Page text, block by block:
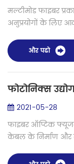
मल्टीमोड फाइबर
अनुप्रयोगों के लिए
OM2 ब...और पढो
2021-05-28
फाइबर ऑप्टिक
केबल के निर्माण और
सिद्धांत एक ही स...